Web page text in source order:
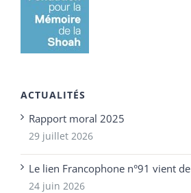
ACTUALITÉS
Rapport moral 2025
29 juillet 2026
Le lien Francophone n°91 vient
24 juin 2026